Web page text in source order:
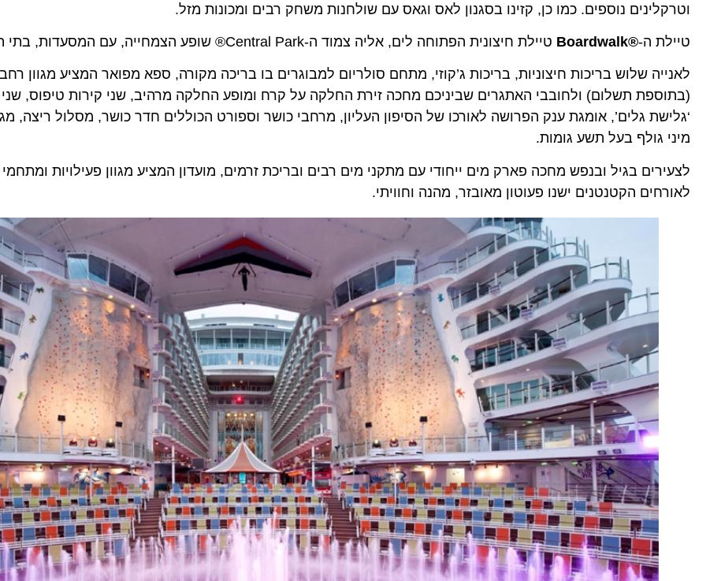
וטרקלינים נוספים. כמו כן, קזינו בסגנון לאס וגאס עם שולחנות משחק רבים ומכונות מזל.
טיילת ה-®Boardwalk טיילת חיצונית הפתוחה לים, אליה צמוד ה-Central Park® שופע הצמחייה, עם המסעדות, בתי הקפה והחנויות שבו.
לאנייה שלוש בריכות חיצוניות, בריכות ג’קוזי, מתחם סולריום למבוגרים בו בריכה מקורה, ספא מפואר המציע מגוון
(בתוספת תשלום) ולחובבי האתגרים שביניכם מחכה זירת החלקה על קרח ומופע החלקה מרהיב, שני קירות טיפוס,
‘גלישת גלים’, אומגת ענק הפרושה לאורכו של הסיפון העליון, מרחבי כושר וספורט הכוללים חדר כושר, מסלול ריצה,
מיני גולף בעל תשע גומות.
לצעירים בגיל ובנפש מחכה פארק מים ייחודי עם מתקני מים רבים ובריכת זרמים, מועדון המציע מגוון פעילויות ומתחמי
לאורחים הקטנטנים ישנו פעוטון מאובזר, מהנה וחוויתי.